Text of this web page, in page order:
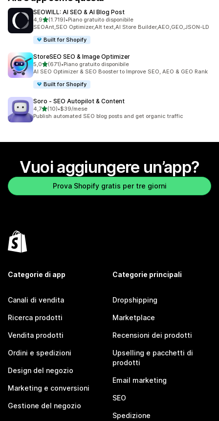
SEOWILL: AI SEO & AI Blog Post
4,9stelle su 5
(1.719)
1719 recensioni totali
•Piano gratuito disponibile
SEOAnt,SEO Optimizer,Alt text,AI Store Builder,AEO,GEO,JSON-LD
Built for Shopify
StoreSEO SEO & Image Optimizer
5,0stelle su 5
(671)
671 recensioni totali
•Piano gratuito disponibile
AI SEO Optimizer & SEO Booster to Improve SEO, AEO & GEO Rank
Built for Shopify
Soro ‑ SEO Autopilot & Content
4,7stelle su 5
(10)
10 recensioni totali
•$39/mese
Publish automated SEO blog posts and get organic traffic
Vuoi aggiungere un’app?
Prova Shopify gratis per tre giorni
Categorie di app
Canali di vendita
Ricerca prodotti
Vendita prodotti
Ordini e spedizioni
Design del negozio
Marketing e conversioni
Gestione del negozio
Categorie principali
Dropshipping
Marketplace
Recensioni dei prodotti
Upselling e pacchetti di
prodotti
Email marketing
SEO
Spedizione